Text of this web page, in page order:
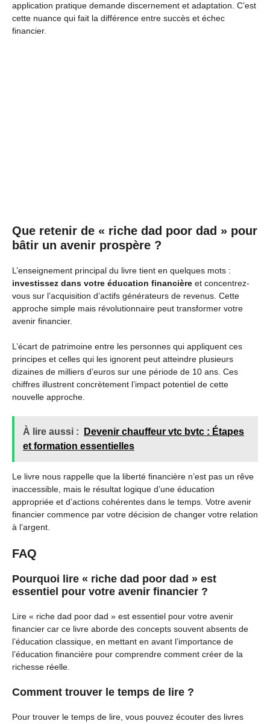
application pratique demande discernement et adaptation. C’est
cette nuance qui fait la différence entre succès et échec
financier.
Que retenir de « riche dad poor dad » pour
bâtir un avenir prospère ?
L’enseignement principal du livre tient en quelques mots :
investissez dans votre éducation financière et concentrez-
vous sur l’acquisition d’actifs générateurs de revenus. Cette
approche simple mais révolutionnaire peut transformer votre
avenir financier.
L’écart de patrimoine entre les personnes qui appliquent ces
principes et celles qui les ignorent peut atteindre plusieurs
dizaines de milliers d’euros sur une période de 10 ans. Ces
chiffres illustrent concrètement l’impact potentiel de cette
nouvelle approche.
À lire aussi :
Devenir chauffeur vtc bvtc : Étapes
et formation essentielles
Le livre nous rappelle que la liberté financière n’est pas un rêve
inaccessible, mais le résultat logique d’une éducation
appropriée et d’actions cohérentes dans le temps. Votre avenir
financier commence par votre décision de changer votre relation
à l’argent.
FAQ
Pourquoi lire « riche dad poor dad » est
essentiel pour votre avenir financier ?
Lire « riche dad poor dad » est essentiel pour votre avenir
financier car ce livre aborde des concepts souvent absents de
l’éducation classique, en mettant en avant l’importance de
l’éducation financière pour comprendre comment créer de la
richesse réelle.
Comment trouver le temps de lire ?
Pour trouver le temps de lire, vous pouvez écouter des livres